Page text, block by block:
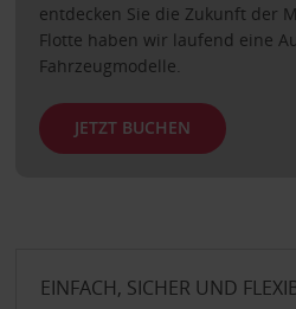
entdecken Sie die Zukunft der
Flotte haben wir laufend eine
Fahrzeugmodelle.
JETZT BUCHEN
EINFACH, SICHER UND